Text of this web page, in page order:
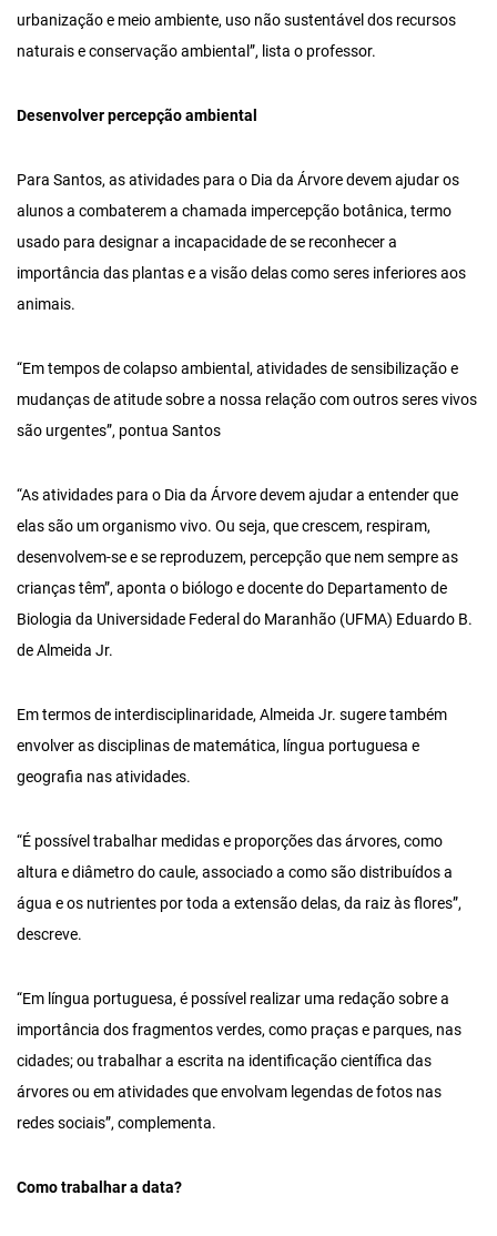
urbanização e meio ambiente, uso não sustentável dos recursos
naturais e conservação ambiental”, lista o professor.
Desenvolver percepção ambiental
Para Santos, as atividades para o Dia da Árvore devem ajudar os
alunos a combaterem a chamada impercepção botânica, termo
usado para designar a incapacidade de se reconhecer a
importância das plantas e a visão delas como seres inferiores aos
animais.
“Em tempos de colapso ambiental, atividades de sensibilização e
mudanças de atitude sobre a nossa relação com outros seres vivos
são urgentes”, pontua Santos
“As atividades para o Dia da Árvore devem ajudar a entender que
elas são um organismo vivo. Ou seja, que crescem, respiram,
desenvolvem-se e se reproduzem, percepção que nem sempre as
crianças têm”, aponta o biólogo e docente do Departamento de
Biologia da Universidade Federal do Maranhão (UFMA) Eduardo B.
de Almeida Jr.
Em termos de interdisciplinaridade, Almeida Jr. sugere também
envolver as disciplinas de matemática, língua portuguesa e
geografia nas atividades.
“É possível trabalhar medidas e proporções das árvores, como
altura e diâmetro do caule, associado a como são distribuídos a
água e os nutrientes por toda a extensão delas, da raiz às flores”,
descreve.
“Em língua portuguesa, é possível realizar uma redação sobre a
importância dos fragmentos verdes, como praças e parques, nas
cidades; ou trabalhar a escrita na identificação científica das
árvores ou em atividades que envolvam legendas de fotos nas
redes sociais”, complementa.
Como trabalhar a data?